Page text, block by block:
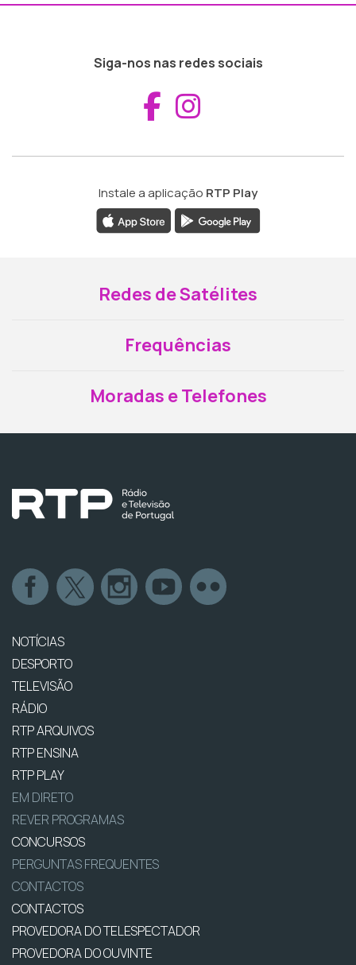
Siga-nos nas redes sociais
Aceder ao
Instale a aplicação RTP Play
Redes de Satélites
Frequências
Moradas e Telefones
NOTÍCIAS
DESPORTO
TELEVISÃO
RÁDIO
RTP ARQUIVOS
RTP ENSINA
RTP PLAY
EM DIRETO
REVER PROGRAMAS
CONCURSOS
PERGUNTAS FREQUENTES
CONTACTOS
CONTACTOS
PROVEDORA DO TELESPECTADOR
PROVEDORA DO OUVINTE